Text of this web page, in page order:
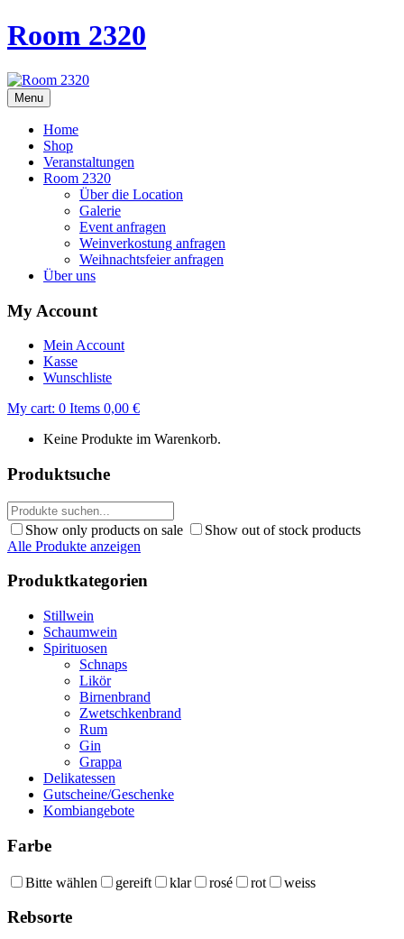
Room 2320
Menu
Home
Shop
Veranstaltungen
Room 2320
Über die Location
Galerie
Event anfragen
Weinverkostung anfragen
Weihnachtsfeier anfragen
Über uns
My Account
Mein Account
Kasse
Wunschliste
My cart: 0 Items 0,00 €
Keine Produkte im Warenkorb.
Produktsuche
Show only products on sale
Show out of stock products
Alle Produkte anzeigen
Produktkategorien
Stillwein
Schaumwein
Spirituosen
Schnaps
Likör
Birnenbrand
Zwetschkenbrand
Rum
Gin
Grappa
Delikatessen
Gutscheine/Geschenke
Kombiangebote
Farbe
Bitte wählen gereift klar rosé rot weiss
Rebsorte